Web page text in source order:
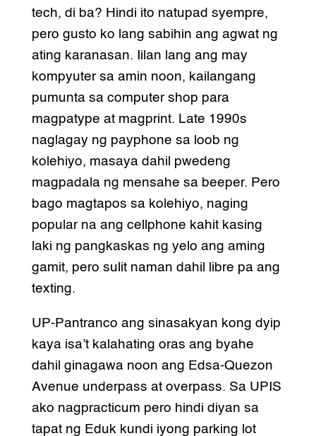
tech, di ba? Hindi ito natupad syempre,
pero gusto ko lang sabihin ang agwat ng
ating karanasan. Iilan lang ang may
kompyuter sa amin noon, kailangang
pumunta sa computer shop para
magpatype at magprint. Late 1990s
naglagay ng payphone sa loob ng
kolehiyo, masaya dahil pwedeng
magpadala ng mensahe sa beeper. Pero
bago magtapos sa kolehiyo, naging
popular na ang cellphone kahit kasing
laki ng pangkaskas ng yelo ang aming
gamit, pero sulit naman dahil libre pa ang
texting.
UP-Pantranco ang sinasakyan kong dyip
kaya isa’t kalahating oras ang byahe
dahil ginagawa noon ang Edsa-Quezon
Avenue underpass at overpass. Sa UPIS
ako nagpracticum pero hindi diyan sa
tapat ng Eduk kundi iyong parking lot